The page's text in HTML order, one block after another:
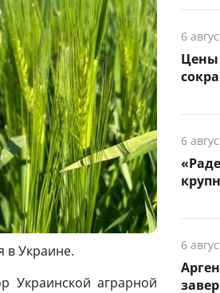
в Украине.
Украинской аграрной
6
Цены
6
6